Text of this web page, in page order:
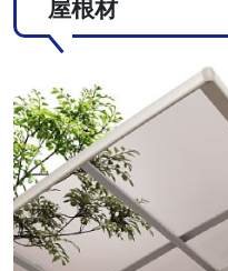
屋根材